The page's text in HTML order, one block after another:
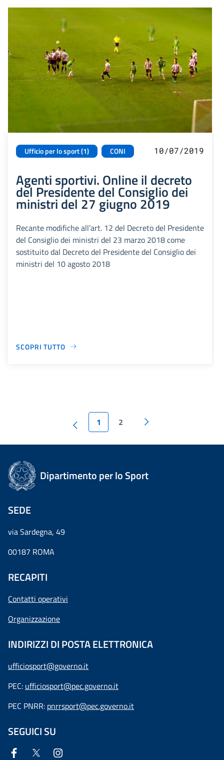
Ufficio per lo sport (1) CONI 10/07/2019
Agenti sportivi. Online il decreto
del Presidente del Consiglio dei
ministri del 27 giugno 2019
Recante modifiche all’art. 12 del Decreto del Presidente
del Consiglio dei ministri del 23 marzo 2018 come
sostituito dal Decreto del Presidente del Consiglio dei
ministri del 10 agosto 2018
SCOPRI TUTTO
1 2
Dipartimento per lo Sport
SEDE
via Sardegna, 49
00187 ROMA
RECAPITI
Contatti operativi
Organizzazione
INDIRIZZI DI POSTA ELETTRONICA
ufficiosport@governo.it
PEC: ufficiosport@pec.governo.it
PEC PNRR: pnrrsport@pec.governo.it
SEGUICI SU